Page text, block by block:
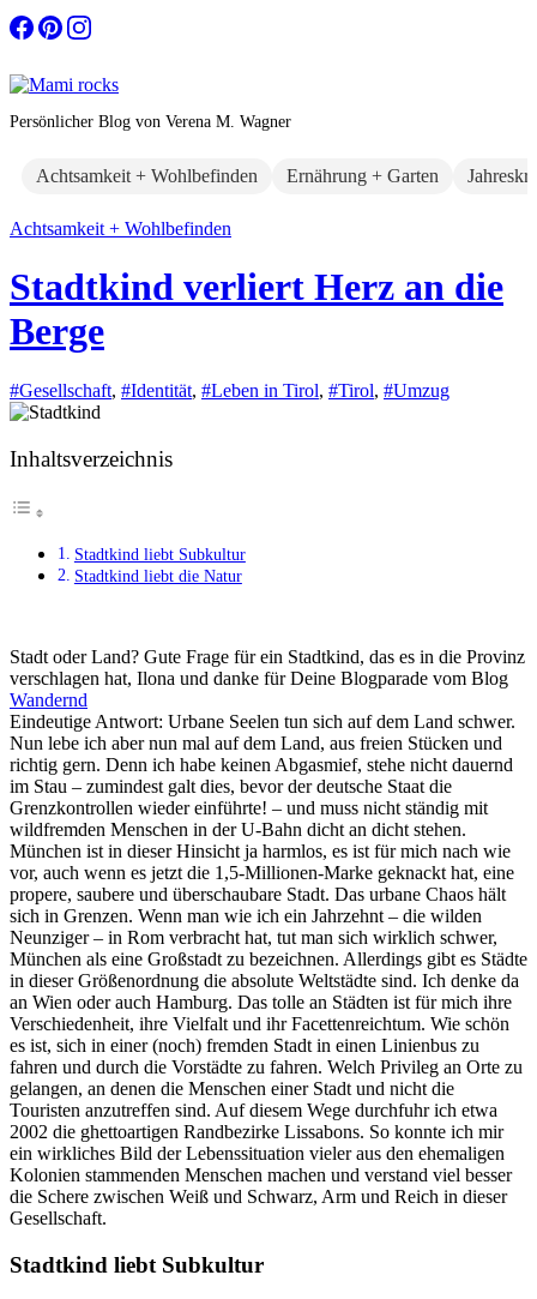
Zum
Inhalt
Persönlicher Blog von Verena M. Wagner
Achtsamkeit + Wohlbefinden Ernährung + Garten
Achtsamkeit + Wohlbefinden
Stadtkind verliert Herz an die
Berge
#Gesellschaft, #Identität, #Leben in Tirol, #Tirol, #Umzug
Inhaltsverzeichnis
Stadtkind liebt Subkultur
Stadtkind liebt die Natur
Stadt oder Land? Gute Frage für ein Stadtkind, das es in die Provinz
verschlagen hat, Ilona und danke für Deine Blogparade vom Blog
Wandernd
Eindeutige Antwort: Urbane Seelen tun sich auf dem Land schwer.
Nun lebe ich aber nun mal auf dem Land, aus freien Stücken und
richtig gern. Denn ich habe keinen Abgasmief, stehe nicht dauernd
im Stau – zumindest galt dies, bevor der deutsche Staat die
Grenzkontrollen wieder einführte! – und muss nicht ständig mit
wildfremden Menschen in der U-Bahn dicht an dicht stehen.
München ist in dieser Hinsicht ja harmlos, es ist für mich nach wie
vor, auch wenn es jetzt die 1,5-Millionen-Marke geknackt hat, eine
propere, saubere und überschaubare Stadt. Das urbane Chaos hält
sich in Grenzen. Wenn man wie ich ein Jahrzehnt – die wilden
Neunziger – in Rom verbracht hat, tut man sich wirklich schwer,
München als eine Großstadt zu bezeichnen. Allerdings gibt es Städte
in dieser Größenordnung die absolute Weltstädte sind. Ich denke da
an Wien oder auch Hamburg. Das tolle an Städten ist für mich ihre
Verschiedenheit, ihre Vielfalt und ihr Facettenreichtum. Wie schön
es ist, sich in einer (noch) fremden Stadt in einen Linienbus zu
fahren und durch die Vorstädte zu fahren. Welch Privileg an Orte zu
gelangen, an denen die Menschen einer Stadt und nicht die
Touristen anzutreffen sind. Auf diesem Wege durchfuhr ich etwa
2002 die ghettoartigen Randbezirke Lissabons. So konnte ich mir
ein wirkliches Bild der Lebenssituation vieler aus den ehemaligen
Kolonien stammenden Menschen machen und verstand viel besser
die Schere zwischen Weiß und Schwarz, Arm und Reich in dieser
Gesellschaft.
Stadtkind liebt Subkultur